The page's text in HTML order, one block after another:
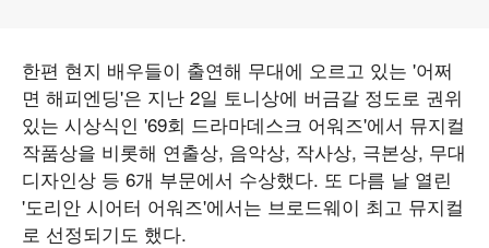
한편 현지 배우들이 출연해 무대에 오르고 있는 '어쩌
면 해피엔딩'은 지난 2일 토니상에 버금갈 정도로 권위
있는 시상식인 '69회 드라마데스크 어워즈'에서 뮤지컬
작품상을 비롯해 연출상, 음악상, 작사상, 극본상, 무대
디자인상 등 6개 부문에서 수상했다. 또 다름 날 열린
'도리안 시어터 어워즈'에서는 브로드웨이 최고 뮤지컬
로 선정되기도 했다.